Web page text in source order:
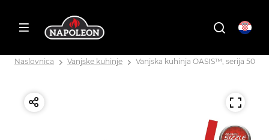
Naslovnica Vanjske kuhinje Vanjska kuhinja OASIS™, serija 500